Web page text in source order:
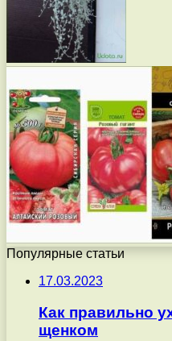
Популярные статьи
17.03.2023
Как правильно
щенком